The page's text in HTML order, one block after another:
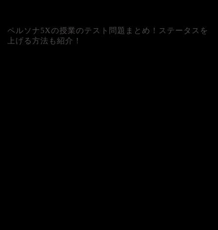
ペルソナ5Xの授業のテスト問題まとめ！ステータスを
上げる方法も紹介！